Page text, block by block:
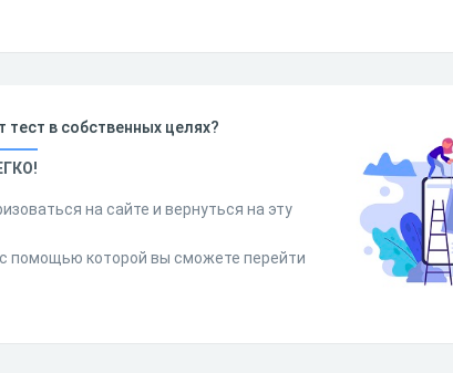
тест в собственных целях?
на сайте и вернуться на эту
с помощью которой вы сможете перейти